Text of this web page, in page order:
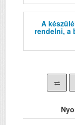
A
rendelni, a